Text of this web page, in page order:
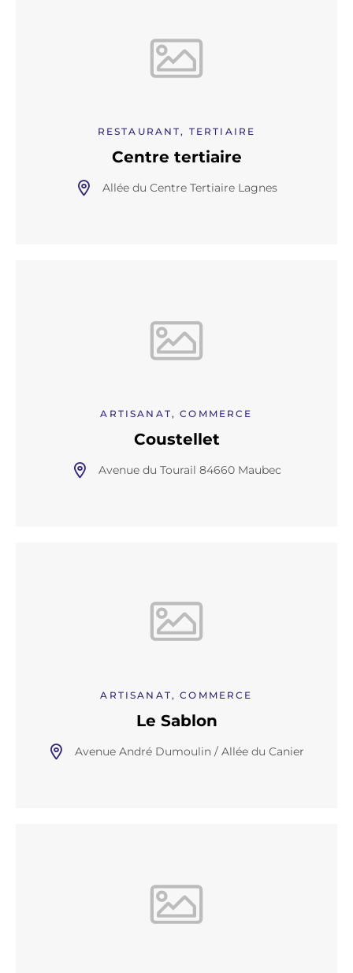
RESTAURANT, TERTIAIRE
Centre tertiaire
Allée du Centre Tertiaire Lagnes
ARTISANAT, COMMERCE
Coustellet
Avenue du Tourail 84660 Maubec
ARTISANAT, COMMERCE
Le Sablon
Avenue André Dumoulin / Allée du Canier